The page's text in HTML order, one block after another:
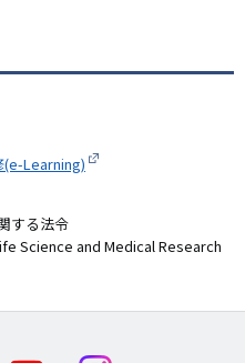
(e-Learning)
する法令
Science and Medical Research